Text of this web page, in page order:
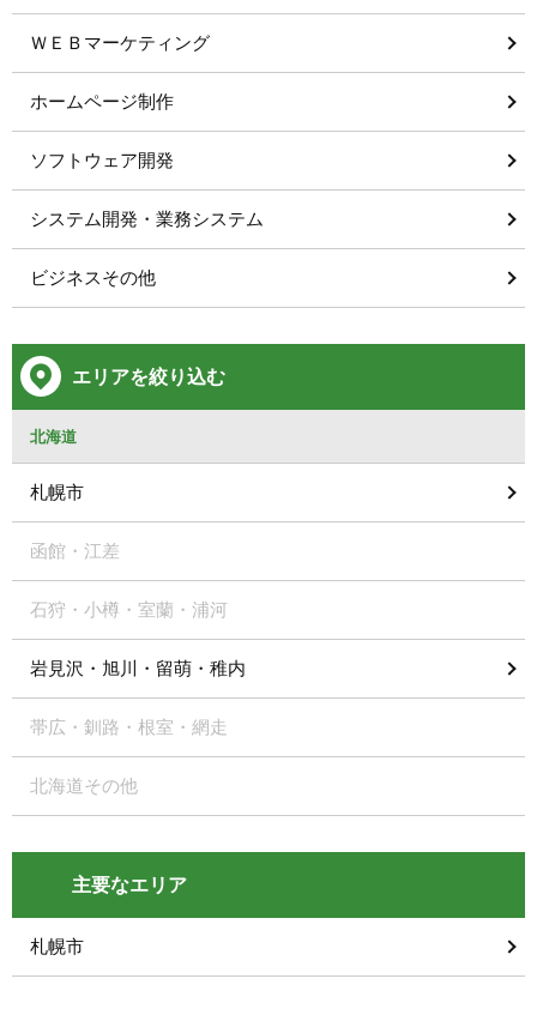
ＷＥＢマーケティング
ホームページ制作
ソフトウェア開発
システム開発・業務システム
ビジネスその他
エリアを絞り込む
北海道
札幌市
函館・江差
石狩・小樽・室蘭・浦河
岩見沢・旭川・留萌・稚内
帯広・釧路・根室・網走
北海道その他
主要なエリア
札幌市